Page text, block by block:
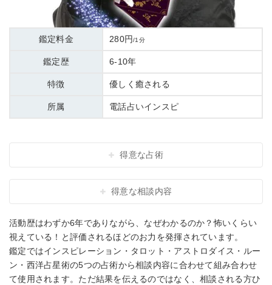
鑑定料金 280円/1分
鑑定歴 6-10年
特徴 優しく癒される
所属 電話占いインスピ
得意な占術
得意な相談内容
活動歴はわずか6年でありながら、なぜわかるのか？怖いくらい
視えている！と評価されるほどのお力を発揮されています。
鑑定ではインスピレーション・タロット・アストロダイス・ルー
ン・西洋占星術の5つの占術から相談内容に合わせて組み合わせ
て使用されます。ただ結果を伝えるのではなく、相談される方ひ